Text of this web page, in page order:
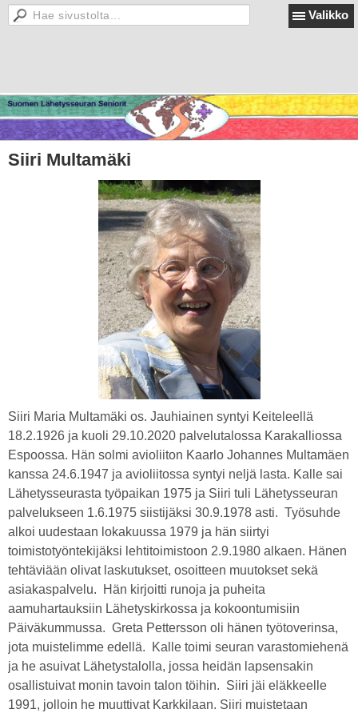
Valikko
Siiri Multamäki
Siiri Maria Multamäki os. Jauhiainen syntyi Keiteleellä
18.2.1926 ja kuoli 29.10.2020 palvelutalossa Karakalliossa
Espoossa. Hän solmi avioliiton Kaarlo Johannes Multamäen
kanssa 24.6.1947 ja avioliitossa syntyi neljä lasta. Kalle sai
Lähetysseurasta työpaikan 1975 ja Siiri tuli Lähetysseuran
palvelukseen 1.6.1975 siistijäksi 30.9.1978 asti. Työsuhde
alkoi uudestaan lokakuussa 1979 ja hän siirtyi
toimistotyöntekijäksi lehtitoimistoon 2.9.1980 alkaen. Hänen
tehtäviään olivat laskutukset, osoitteen muutokset sekä
asiakaspalvelu. Hän kirjoitti runoja ja puheita
aamuhartauksiin Lähetyskirkossa ja kokoontumisiin
Päiväkummussa. Greta Pettersson oli hänen työtoverinsa,
jota muistelimme edellä. Kalle toimi seuran varastomiehenä
ja he asuivat Lähetystalolla, jossa heidän lapsensakin
osallistuivat monin tavoin talon töihin. Siiri jäi eläkkeelle
1991, jolloin he muuttivat Karkkilaan. Siiri muistetaan